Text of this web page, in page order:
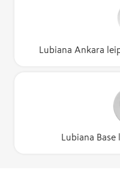
Lubiana Ankara
Lubiana Base